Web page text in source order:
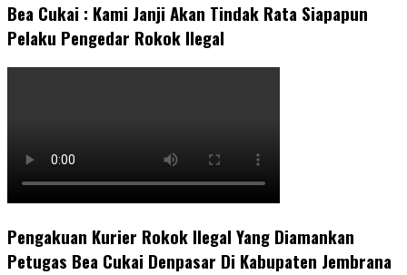
Bea Cukai : Kami Janji Akan Tindak Rata Siapapun
Pelaku Pengedar Rokok Ilegal
Pengakuan Kurier Rokok Ilegal Yang Diamankan
Petugas Bea Cukai Denpasar Di Kabupaten Jembrana